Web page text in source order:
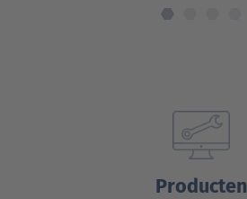
Producten